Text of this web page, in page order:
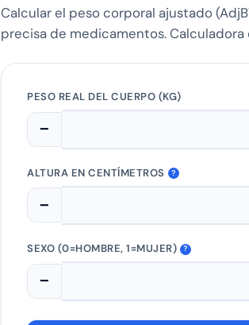
Calcular el peso corporal ajustado
precisa de medicamentos.
PESO REAL DEL CUERPO (KG)
−
ALTURA EN CENTÍMETROS ?
−
SEXO (0=HOMBRE, 1=MUJER) ?
−